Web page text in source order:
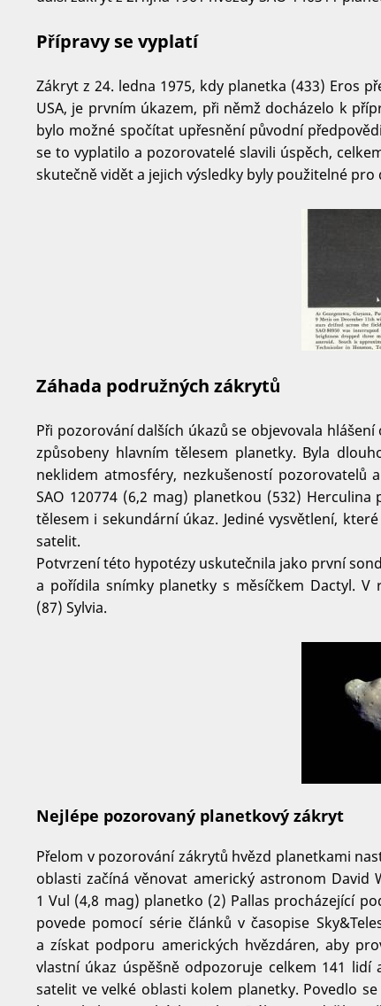
Přípravy se vyplatí
Zákryt z 24. ledna 1975, kdy planetka (433) Eros
USA, je prvním úkazem, při němž docházelo k
bylo možné spočítat upřesnění původní
se to vyplatilo a pozorovatelé slavili úspěch,
skutečně vidět a jejich výsledky byly použitelné pro
Záhada podružných zákrytů
Při pozorování dalších úkazů se objevovala
způsobeny hlavním tělesem planetky. Byla
neklidem atmosféry, nezkušeností pozorovatelů
SAO 120774 (6,2 mag) planetkou (532)
tělesem i sekundární úkaz. Jediné vysvětlení,
satelit.
Potvrzení této hypotézy uskutečnila jako první
a pořídila snímky planetky s měsíčkem Dactyl.
(87) Sylvia.
Nejlépe pozorovaný planetkový zákryt
Přelom v pozorování zákrytů hvězd planetkami
oblasti začíná věnovat americký astronom David
1 Vul (4,8 mag) planetko (2) Pallas procházející
povede pomocí série článků v časopise
a získat podporu amerických hvězdáren, aby
vlastní úkaz úspěšně odpozoruje celkem 141
satelit ve velké oblasti kolem planetky. Povedlo